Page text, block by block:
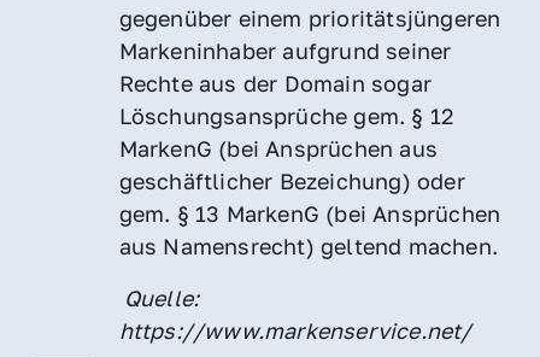
gegenüber einem prioritätsjüngeren
Markeninhaber aufgrund seiner
Rechte aus der Domain sogar
Löschungsansprüche gem. § 12
MarkenG (bei Ansprüchen aus
geschäftlicher Bezeichung) oder
gem. § 13 MarkenG (bei Ansprüchen
aus Namensrecht) geltend machen.
https://www.markenservice.net/